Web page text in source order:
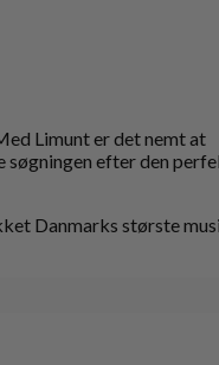
Limunt er det nemt at
søgningen efter den
Danmarks største